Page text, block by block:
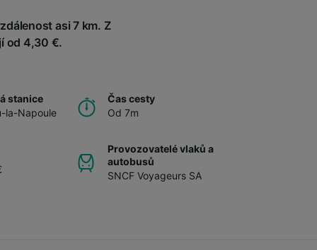
asi 7 km. Z
od 4,30 €.
stanice
la-Napoule
Čas cesty
Od 7m
Provozovatelé vlaků a
autobusů
SNCF Voyageurs SA